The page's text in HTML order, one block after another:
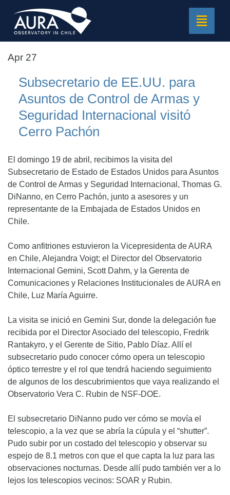
Toggle
Apr 27
Subsecretario de EE.UU. para
Asuntos de Control de Armas y
Seguridad Internacional visitó
Cerro Pachón
El domingo 19 de abril, recibimos la visita del
Subsecretario de Estado de Estados Unidos para Asuntos
de Control de Armas y Seguridad Internacional, Thomas G.
DiNanno, en Cerro Pachón, junto a asesores y un
representante de la Embajada de Estados Unidos en
Chile.
Como anfitriones estuvieron la Vicepresidenta de AURA
en Chile, Alejandra Voigt; el Director del Observatorio
Internacional Gemini, Scott Dahm, y la Gerenta de
Comunicaciones y Relaciones Institucionales de AURA en
Chile, Luz María Aguirre.
La visita se inició en Gemini Sur, donde la delegación fue
recibida por el Director Asociado del telescopio, Fredrik
Rantakyro, y el Gerente de Sitio, Pablo Díaz. Allí el
subsecretario pudo conocer cómo opera un telescopio
óptico terrestre y el rol que tendrá haciendo seguimiento
de algunos de los descubrimientos que vaya realizando el
Observatorio Vera C. Rubin de NSF-DOE.
El subsecretario DiNanno pudo ver cómo se movía el
telescopio, a la vez que se abría la cúpula y el “shutter”.
Pudo subir por un costado del telescopio y observar su
espejo de 8.1 metros con que el que capta la luz para las
observaciones nocturnas. Desde allí pudo también ver a lo
lejos los telescopios vecinos: SOAR y Rubin.